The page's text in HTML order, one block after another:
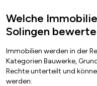
Welche
Solingen
Immobilien werden in der
Kategorien Bauwerke,
Rechte unterteilt und
werden: